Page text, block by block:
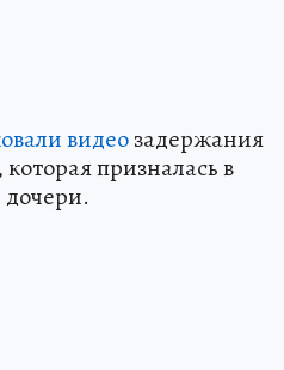
видеозадержания
призналась в
дочери.